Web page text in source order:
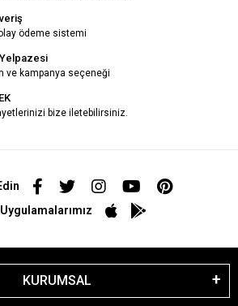
ödeme sistemi
ve kampanya seçeneği
bize iletebilirsiniz.
KURUMSAL